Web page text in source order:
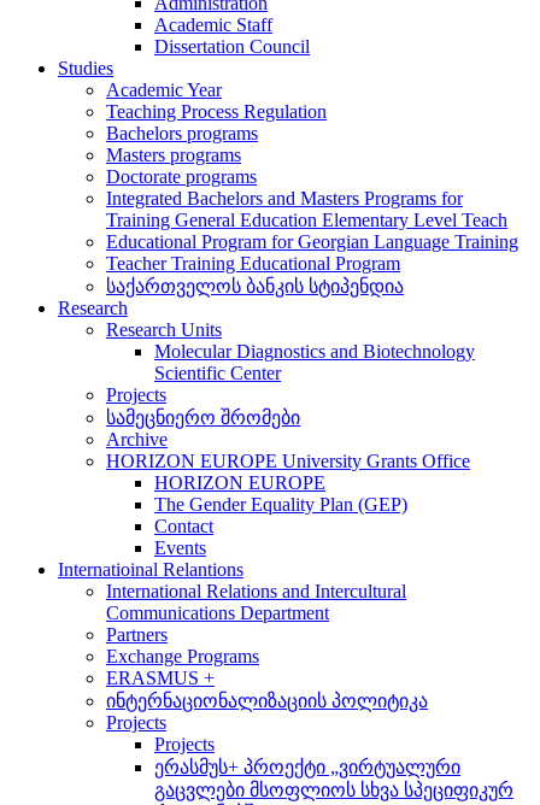
Academic Staff
Dissertation Council
Studies
Academic Year
Teaching Process Regulation
Bachelors programs
Masters programs
Doctorate programs
Integrated Bachelors and Masters Programs for
Training General Education Elementary Level Teach
Educational Program for Georgian Language Training
Teacher Training Educational Program
საქართველოს ბანკის სტიპენდია
Research
Research Units
Molecular Diagnostics and Biotechnology
Scientific Center
Projects
სამეცნიერო შრომები
Archive
HORIZON EUROPE University Grants Office
HORIZON EUROPE
The Gender Equality Plan (GEP)
Contact
Events
Internatioinal Relantions
International Relations and Intercultural
Communications Department
Partners
Exchange Programs
ERASMUS +
ინტერნაციონალიზაციის პოლიტიკა
Projects
Projects
ერასმუს+ პროექტი „ვირტუალური
გაცვლები მსოფლიოს სხვა სპეციფიკურ